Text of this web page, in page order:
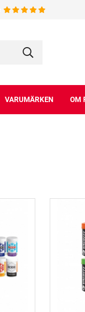
VARUMÄRKEN OM